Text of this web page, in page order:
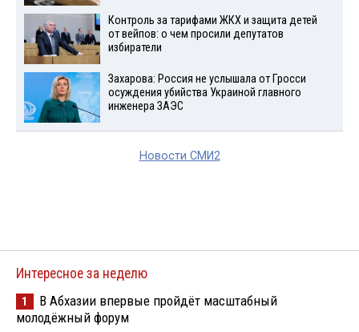
Контроль за тарифами ЖКХ и защита детей
от вейпов: о чем просили депутатов
избиратели
Захарова: Россия не услышала от Гросси
осуждения убийства Украиной главного
инженера ЗАЭС
Новости СМИ2
Интересное за неделю
1
В Абхазии впервые пройдёт масштабный
молодёжный форум